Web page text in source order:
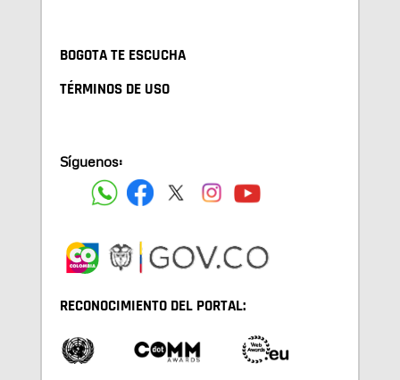
BOGOTA TE ESCUCHA
TÉRMINOS DE USO
Síguenos:
RECONOCIMIENTO DEL PORTAL: